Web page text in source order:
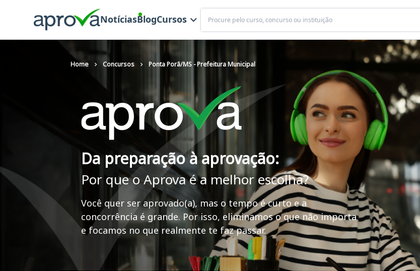
NotíciasBlogCursos
Buscar
Home Concursos Ponta Porã/MS - Prefeitura Municipal
Da preparação à aprovação:
Por que o Aprova é a melhor escolha?
Você quer ser aprovado(a), mas o tempo é curto e a
concorrência é grande. Por isso, eliminamos o que não importa
e focamos no que realmente te faz passar.